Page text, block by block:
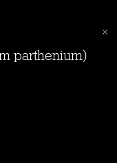
parthenium)